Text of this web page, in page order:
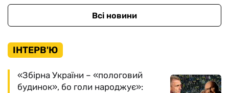
Всі новини
ІНТЕРВ'Ю
«Збірна України – «пологовий
будинок», бо голи народжує»: